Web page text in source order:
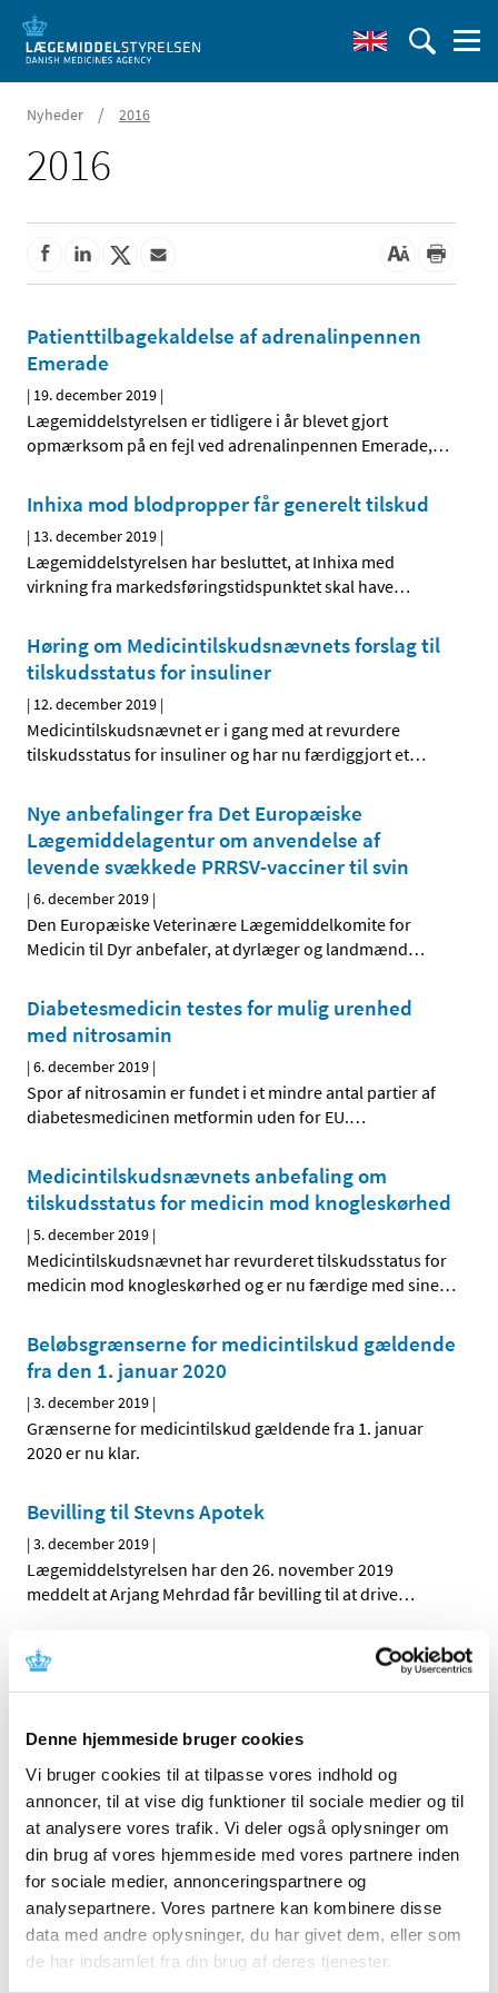
Denne hjemmeside bruger cookies
Vi bruger cookies til at tilpasse vores indhold og
annoncer, til at vise dig funktioner til sociale medier og til
at analysere vores trafik. Vi deler også oplysninger om
din brug af vores hjemmeside med vores partnere inden
for sociale medier, annonceringspartnere og
analysepartnere. Vores partnere kan kombinere disse
data med andre oplysninger, du har givet dem, eller som
de har indsamlet fra din brug af deres tjenester.
Nyheder / 2016
2016
Patienttilbagekaldelse af adrenalinpennen
Emerade
| 19. december 2019 |
Lægemiddelstyrelsen er tidligere i år blevet gjort
opmærksom på en fejl ved adrenalinpennen Emerade,…
Inhixa mod blodpropper får generelt tilskud
| 13. december 2019 |
Lægemiddelstyrelsen har besluttet, at Inhixa med
virkning fra markedsføringstidspunktet skal have…
Høring om Medicintilskudsnævnets forslag til
tilskudsstatus for insuliner
| 12. december 2019 |
Medicintilskudsnævnet er i gang med at revurdere
tilskudsstatus for insuliner og har nu færdiggjort et…
Nye anbefalinger fra Det Europæiske
Lægemiddelagentur om anvendelse af
levende svækkede PRRSV-vacciner til svin
|6. december 2019 |
Den Europæiske Veterinære Lægemiddelkomite for
Medicin til Dyr anbefaler, at dyrlæger og landmænd…
Diabetesmedicin testes for mulig urenhed
med nitrosamin
|6. december 2019 |
Spor af nitrosamin er fundet i et mindre antal partier af
diabetesmedicinen metformin uden for EU.…
Medicintilskudsnævnets anbefaling om
tilskudsstatus for medicin mod knogleskørhed
|5. december 2019 |
Medicintilskudsnævnet har revurderet tilskudsstatus for
medicin mod knogleskørhed og er nu færdige med sine…
Beløbsgrænserne for medicintilskud gældende
fra den 1. januar 2020
|3. december 2019 |
Grænserne for medicintilskud gældende fra 1. januar
2020 er nu klar.
Bevilling til Stevns Apotek
|3. december 2019 |
Lægemiddelstyrelsen har den 26. november 2019
meddelt at Arjang Mehrdad får bevilling til at drive…
Yderligere supplerende bidrag til revurdering
af tilskudsstatus for medicin til behandling af
|2. december 2019|
Medicintilskudsnævnet har modtaget endnu ét
supplerende bidrag til deres drøftelser om
Binosto mod knogleskørhed får ikke generelt
klausuleret tilskud
|2. december 2019|
Lægemiddelstyrelsen har besluttet, at Binosto
brusetabletter, der indeholder alendronat, ikke skal